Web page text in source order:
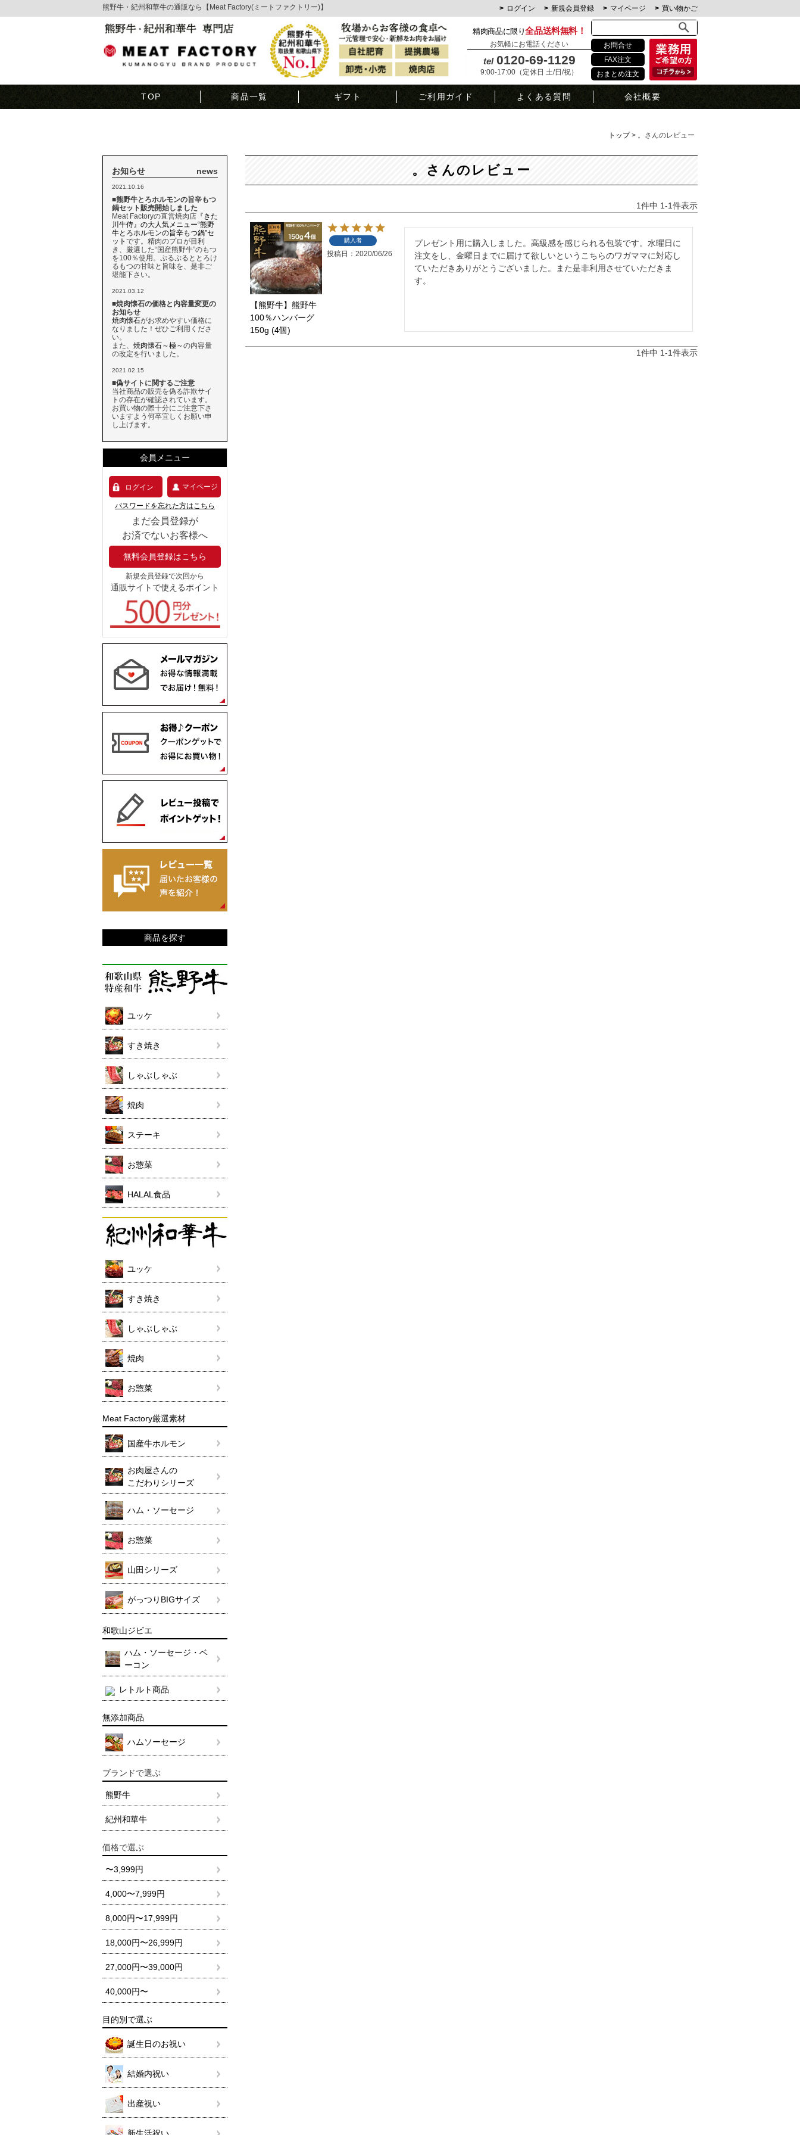
熊野牛・紀州和華牛の通販なら【Meat Factory(ミートファクトリー)】 ログイン 新規会員登録 マイページ 買い物かご
精肉商品に限り全品送料無料！
お気軽にお電話ください
tel 0120-69-1129
9:00-17:00（定休日 土/日/祝）
お問合せ
FAX注文
おまとめ注文
TOP 商品一覧 ギフト ご利用ガイド よくある質問 会社概要
トップ 。さんのレビュー
お知らせ news
2021.10.16
■熊野牛とろホルモンの旨辛もつ
鍋セット販売開始しました
Meat Factoryの直営焼肉店 『きた
川牛侍』の大人気メニュー“熊野
牛とろホルモンの旨辛もつ鍋”セ
ット です。精肉のプロが目利
き、厳選した“国産熊野牛”のもつ
を100％使用。ぷるぷるととろけ
るもつの甘味と旨味を、是非ご
堪能下さい。
2021.03.12
■焼肉懐石の価格と内容量変更の
お知らせ
焼肉懐石がお求めやすい価格に
なりました！ぜひご利用くださ
い。
また、 焼肉懐石～極～の内容量
の改定を行いました。
2021.02.15
■偽サイトに関するご注意
当社商品の販売を偽る詐欺サイ
トの存在が確認されています。
お買い物の際十分にご注意下さ
いますよう何卒宜しくお願い申
し上げます。
会員メニュー
ログイン マイページ
パスワードを忘れた方はこちら
まだ会員登録が
お済でないお客様へ
無料会員登録はこちら
新規会員登録で次回から
通販サイトで使えるポイント
商品を探す
ユッケ
すき焼き
しゃぶしゃぶ
焼肉
ステーキ
お惣菜
HALAL食品
ユッケ
すき焼き
しゃぶしゃぶ
焼肉
お惣菜
Meat Factory厳選素材
国産牛ホルモン
お肉屋さんの
こだわりシリーズ
ハム・ソーセージ
お惣菜
山田シリーズ
がっつりBIGサイズ
和歌山ジビエ
ハム・ソーセージ・ベ
ーコン
レトルト商品
無添加商品
ハムソーセージ
ブランドで選ぶ
熊野牛
紀州和華牛
価格で選ぶ
〜3,999円
4,000〜7,999円
8,000円〜17,999円
18,000円〜26,999円
27,000円〜39,000円
40,000円〜
目的別で選ぶ
誕生日のお祝い
結婚内祝い
出産祝い
。さんのレビュー
1件中 1-1件表示
【熊野牛】熊野牛
100％ハンバーグ
150g (4個)
購入者
投稿日 2020/06/26
プレゼント用に購入しました。高級感を感じられる包装です。水曜日に
注文をし、金曜日までに届けて欲しいというこちらのワガママに対応し
ていただきありがとうございました。また是非利用させていただきま
す。
1件中 1-1件表示